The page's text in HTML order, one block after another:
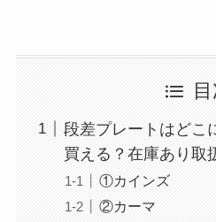
ガツンと杏仁豆腐はどこ
再販はあ
段差プレートはどこ
買える？在庫あり取
①カインズ
②カーマ